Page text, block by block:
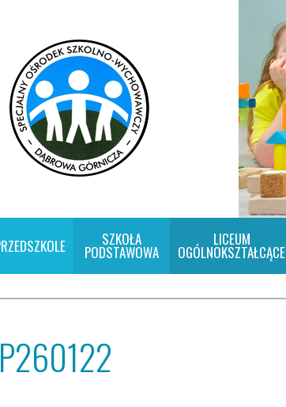
SZKOŁA
PODSTAWOWA
LICEUM
OGÓLNOKSZTAŁCĄCE